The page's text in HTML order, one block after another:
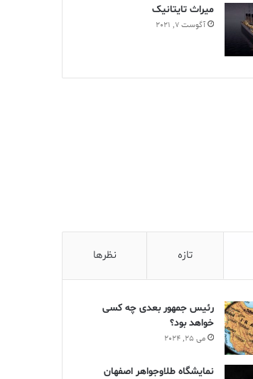
ميراث تايتانيک
آگوست 7, 2021
تازه نظرها
رئیس جمهور بعدی چه کسی
خواهد بود؟
می 25, 2024
نمایشگاه طلاوجواهر اصفهان